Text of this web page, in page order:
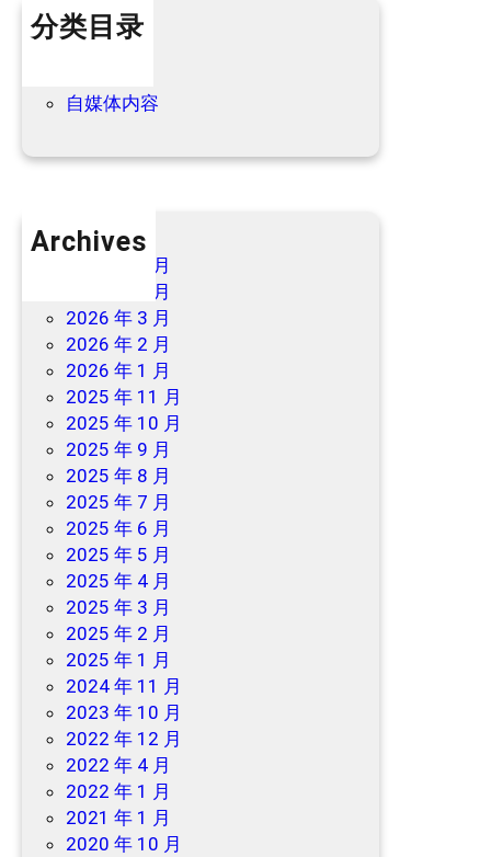
分类目录
自媒体内容
Archives
2026 年 7 月
2026 年 6 月
2026 年 3 月
2026 年 2 月
2026 年 1 月
2025 年 11 月
2025 年 10 月
2025 年 9 月
2025 年 8 月
2025 年 7 月
2025 年 6 月
2025 年 5 月
2025 年 4 月
2025 年 3 月
2025 年 2 月
2025 年 1 月
2024 年 11 月
2023 年 10 月
2022 年 12 月
2022 年 4 月
2022 年 1 月
2021 年 1 月
2020 年 10 月